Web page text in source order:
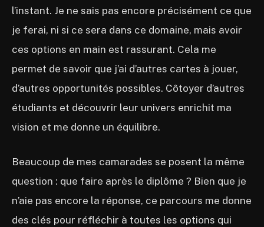
l’instant. Je ne sais pas encore précisément ce que
je ferai, ni si ce sera dans ce domaine, mais avoir
ces options en main est rassurant. Cela me
permet de savoir que j’ai d’autres cartes à jouer,
d’autres opportunités possibles. Côtoyer d’autres
étudiants et découvrir leur univers enrichit ma
vision et me donne un équilibre.
Beaucoup de mes camarades se posent la même
question : que faire après le diplôme ? Bien que je
n’aie pas encore la réponse, ce parcours me donne
des clés pour réfléchir à toutes les options qui